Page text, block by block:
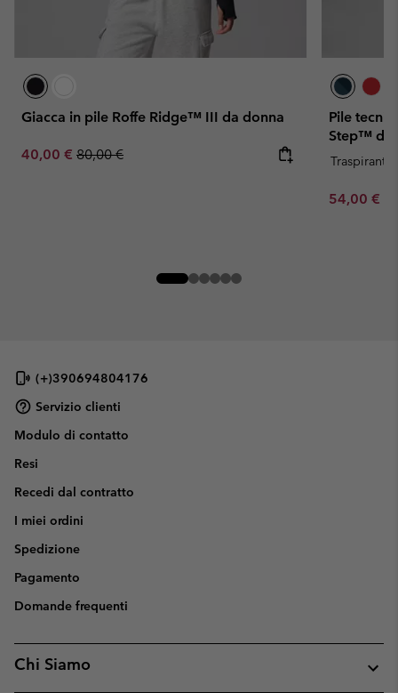
Giacca in pile Roffe Ridge™ III da donna
Sale price:
40,00 € Regular price:
80,00 €
Pile
Step™ da
Traspirante
Minimum
54,00 €
(+)390694804176
Servizio clienti
Modulo di contatto
Resi
Recedi dal contratto
I miei ordini
Spedizione
Pagamento
Domande frequenti
Chi Siamo